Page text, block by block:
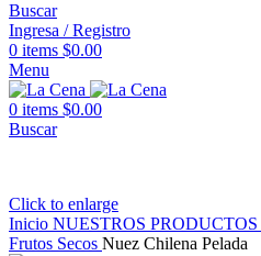
Buscar
Ingresa / Registro
0 items $0.00
Menu
0 items $0.00
Buscar
Click to enlarge
Inicio NUESTROS PRODUCTOS
Frutos Secos Nuez Chilena Pelada